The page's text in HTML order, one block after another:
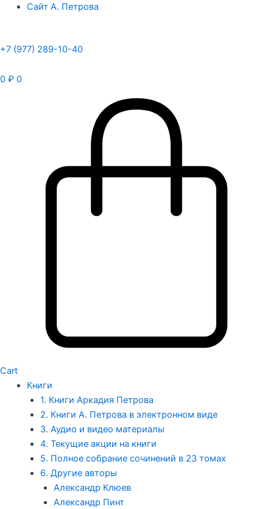
Сайт А. Петрова
+7 (977) 289-10-40
0 ₽ 0
Cart
Книги
1. Книги Аркадия Петрова
2. Книги А. Петрова в электронном виде
3. Аудио и видео материалы
4. Текущие акции на книги
5. Полное собрание сочинений в 23 томах
6. Другие авторы
Александр Клюев
Александр Пинт